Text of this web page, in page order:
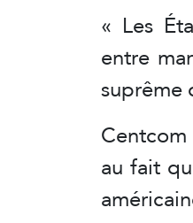
« Les
entre
suprême
au fait